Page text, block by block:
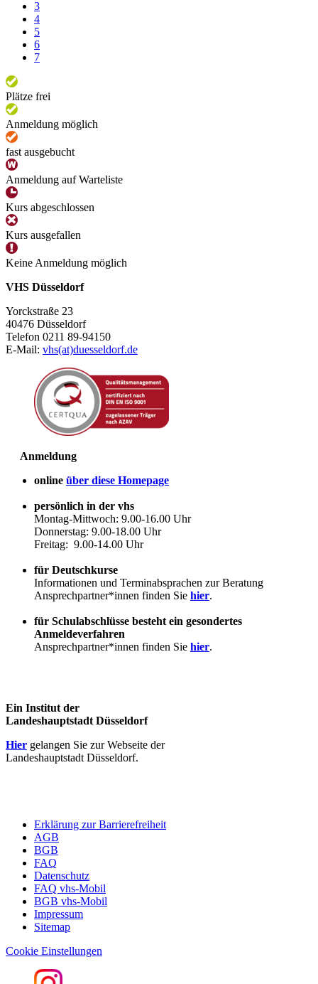
3
4
5
6
7
Plätze frei
Anmeldung möglich
fast ausgebucht
Anmeldung auf Warteliste
Kurs abgeschlossen
Kurs ausgefallen
Keine Anmeldung möglich
VHS Düsseldorf
Yorckstraße 23
40476 Düsseldorf
Telefon 0211 89-94150
E-Mail: vhs(at)duesseldorf.de
Anmeldung
online über diese Homepage
persönlich in der vhs
Montag-Mittwoch: 9.00-16.00 Uhr
Donnerstag: 9.00-18.00 Uhr
Freitag: 9.00-14.00 Uhr
für Deutschkurse
Informationen und Terminabsprachen zur Beratung
Ansprechpartner*innen finden Sie hier.
für Schulabschlüsse besteht ein gesondertes
Anmeldeverfahren
Ansprechpartner*innen finden Sie hier.
Ein Institut der
Landeshauptstadt Düsseldorf
Hier gelangen Sie zur Webseite der
Landeshauptstadt Düsseldorf.
Erklärung zur Barrierefreiheit
AGB
BGB
FAQ
Datenschutz
FAQ vhs-Mobil
BGB vhs-Mobil
Impressum
Sitemap
Cookie Einstellungen